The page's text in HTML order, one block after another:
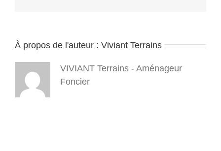
vente
11
À propos de l'auteur : Viviant Terrains
VIVIANT Terrains - Aménageur
Foncier